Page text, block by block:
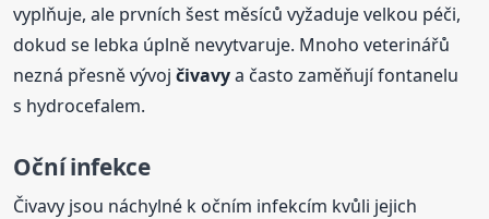
vyplňuje, ale prvních šest měsíců vyžaduje velkou péči,
dokud se lebka úplně nevytvaruje. Mnoho veterinářů
nezná přesně vývojčivavya často zaměňují fontanelu
s hydrocefalem.
Oční infekce
Čivavy jsou náchylné k očním infekcím kvůli jejich